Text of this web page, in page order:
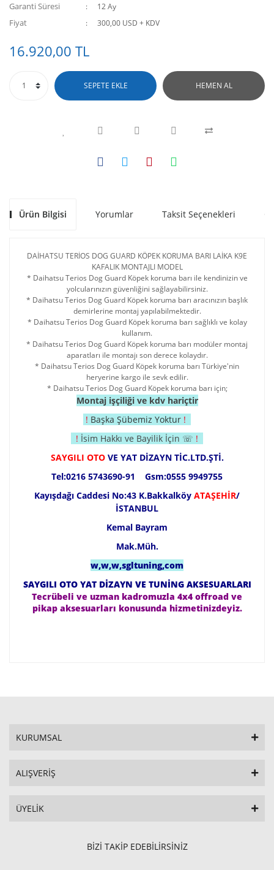
Garanti Süresi 12 Ay
Fiyat 300,00 USD + KDV
16.920,00 TL
SEPETE EKLE HEMEN AL
Ürün Bilgisi Yorumlar Taksit Seçenekleri
DAİHATSU TERİOS DOG GUARD KÖPEK KORUMA BARI LAİKA K9E
KAFALIK MONTAJLI MODEL
* Daihatsu Terios Dog Guard Köpek koruma barı ile kendinizin ve
yolcularınızın güvenliğini sağlayabilirsiniz.
* Daihatsu Terios Dog Guard Köpek koruma barı aracınızın başlık
demirlerine montaj yapılabilmektedir.
* Daihatsu Terios Dog Guard Köpek koruma barı sağlıklı ve kolay
kullanım.
* Daihatsu Terios Dog Guard Köpek koruma barı modüler montaj
aparatları ile montajı son derece kolaydır.
* Daihatsu Terios Dog Guard Köpek koruma barı Türkiye'nin
heryerine kargo ile sevk edilir.
* Daihatsu Terios Dog Guard Köpek koruma barı için;
Montaj işçiliği ve kdv hariçtir
! Başka Şübemiz Yoktur !
! İsim Hakkı ve Bayilik İçin ☏ !
SAYGILI OTOVE YAT DİZAYN TİC.LTD.ŞTİ.
Tel:0216 5743690-91 Gsm:0555 9949755
Kayışdağı Caddesi No:43 K.Bakkalköy ATAŞEHİR/
İSTANBUL
Kemal Bayram
Mak.Müh.
w,w,w,sgltuning,com
SAYGILI OTO YAT DİZAYN VE TUNİNG AKSESUARLARI
Tecrübeli ve uzman kadromuzla 4x4 offroad ve
pikap aksesuarları konusunda hizmetinizdeyiz.
KURUMSAL
ALIŞVERİŞ
ÜYELİK
BİZİ TAKİP EDEBİLİRSİNİZ